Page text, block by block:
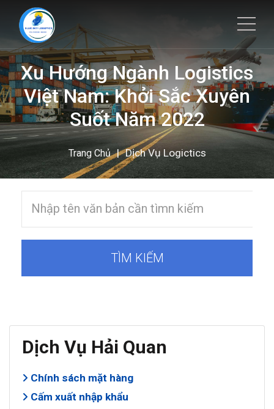
Xu Hướng Ngành Logistics
Việt Nam: Khởi Sắc Xuyên
Suốt Năm 2022
Trang Chủ | Dịch Vụ Logictics
TÌM KIẾM
Dịch Vụ Hải Quan
Chính sách mặt hàng
Cấm xuất nhập khẩu